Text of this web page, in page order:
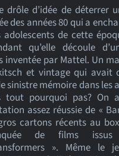
drôle d’idée de déterrer
des années 80 qui a
adolescents de cette
qu’elle découle
inventée par Mattel. Un
et vintage qui avait
sinistre mémoire dans les
tout pourquoi pas? On
assez réussie de «
cartons récents au
de films
». Même le